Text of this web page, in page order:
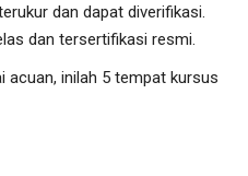
dan dapat diverifikasi.
dan tersertifikasi resmi.
acuan, inilah 5 tempat kursus